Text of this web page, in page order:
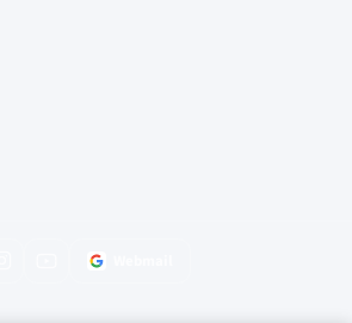
Instagram da Prefeitura
Canal no YouTube